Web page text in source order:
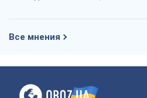
Все мнения